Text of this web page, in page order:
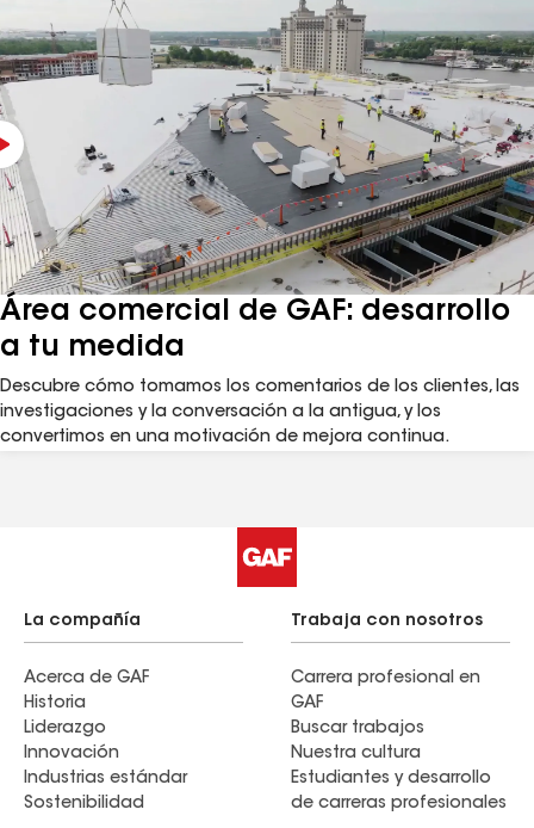
Área comercial de GAF: desarrollo
a tu medida
Descubre cómo tomamos los comentarios de los clientes, las
investigaciones y la conversación a la antigua, y los
convertimos en una motivación de mejora continua.
La compañía
Acerca de GAF
Historia
Liderazgo
Innovación
Industrias estándar
Sostenibilidad
Trabaja con nosotros
Carrera profesional en
GAF
Buscar trabajos
Nuestra cultura
Estudiantes y desarrollo
de carreras profesionales